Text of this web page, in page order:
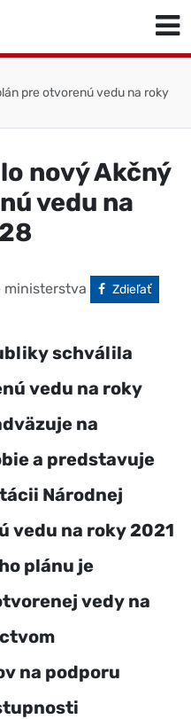
pre otvorenú vedu na roky
nový Akčný
vedu na
ministerstva Facebook
Zdieľať
schválila
vedu na roky
na
a predstavuje
Národnej
vedu na roky 2021
plánu je
vedy na
na podporu